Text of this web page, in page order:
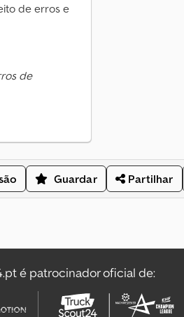
de erros e
de
Guardar Partilhar
é patrocinador oficial de: